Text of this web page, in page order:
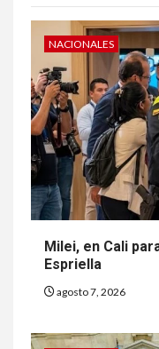
NACIONALES
Milei, en Cali
Espriella
agosto 7, 2026